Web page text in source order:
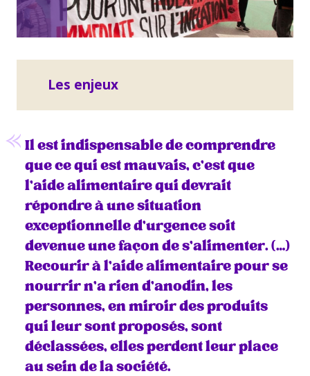
Les enjeux
Il est indispensable de comprendre
que ce qui est mauvais, c’est que
l’aide alimentaire qui devrait
répondre à une situation
exceptionnelle d’urgence soit
devenue une façon de s’alimenter. (…)
Recourir à l’aide alimentaire pour se
nourrir n’a rien d’anodin, les
personnes, en miroir des produits
qui leur sont proposés, sont
déclassées, elles perdent leur place
au sein de la société.